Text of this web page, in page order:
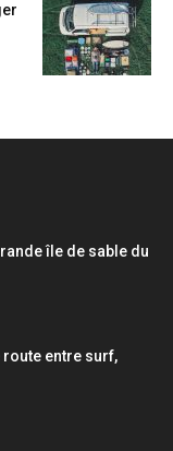
île de sable du
route entre surf,